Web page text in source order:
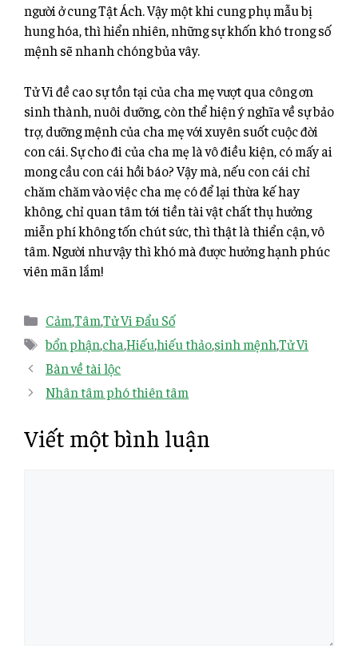
người ở cung Tật Ách. Vậy một khi cung phụ mẫu bị
hung hóa, thì hiển nhiên, những sự khốn khó trong số
mệnh sẽ nhanh chóng bủa vây.
Tử Vi đề cao sự tồn tại của cha mẹ vượt qua công ơn
sinh thành, nuôi dưỡng, còn thể hiện ý nghĩa về sự bảo
trợ, dưỡng mệnh của cha mẹ với xuyên suốt cuộc đời
con cái. Sự cho đi của cha mẹ là vô điều kiện, có mấy ai
mong cầu con cái hồi báo? Vậy mà, nếu con cái chỉ
chăm chăm vào việc cha mẹ có để lại thừa kế hay
không, chỉ quan tâm tới tiền tài vật chất thụ hưởng
miễn phí không tốn chút sức, thì thật là thiển cận, vô
tâm. Người như vậy thì khó mà được hưởng hạnh phúc
viên mãn lắm!
Cảm,Tâm,Tử Vi Đẩu Số
bổn phận,cha,Hiếu,hiếu thảo,sinh mệnh,Tử Vi
Bàn về tài lộc
Nhân tâm phó thiên tâm
Viết một bình luận